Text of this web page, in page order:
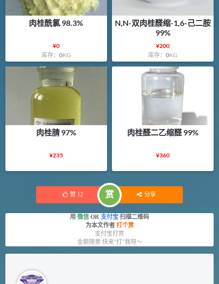
肉桂酰氯 98.3%
¥0
库存： 0KG
N,N-双肉桂醛缩-1,6-己二胺
99%
¥200
库存：0KG
肉桂腈 97%
¥235
肉桂醛二乙缩醛 99%
¥360
赞 12 赏 分享
用 微信 OR 支付宝 扫描二维码
为本文作者 打个赏
支付宝打赏
金额随意 快来“打”我呀～